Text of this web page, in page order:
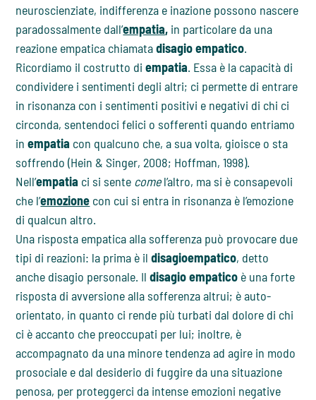
neuroscienziate, indifferenza e inazione possono nascere
paradossalmente dall’empatia, in particolare da una
reazione empatica chiamatadisagio empatico.
Ricordiamo il costrutto diempatia. Essa è la capacità di
condividere i sentimenti degli altri; ci permette di entrare
in risonanza con i sentimenti positivi e negativi di chi ci
circonda, sentendoci felici o sofferenti quando entriamo
inempatia con qualcuno che, a sua volta, gioisce o sta
soffrendo (Hein & Singer, 2008; Hoffman, 1998).
Nell’empatia ci si sente comel’altro, ma si è consapevoli
che l’emozione con cui si entra in risonanza è l’emozione
di qualcun altro.
Una risposta empatica alla sofferenza può provocare due
tipi di reazioni: la prima è ildisagioempatico, detto
anche disagio personale. Ildisagio empatico è una forte
risposta di avversione alla sofferenza altrui; è auto-
orientato, in quanto ci rende più turbati dal dolore di chi
ci è accanto che preoccupati per lui; inoltre, è
accompagnato da una minore tendenza ad agire in modo
prosociale e dal desiderio di fuggire da una situazione
penosa, per proteggerci da intense emozioni negative